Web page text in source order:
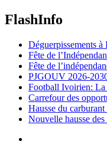
FlashInfo
Déguerpissements à
Fête de
Fête de
PJGOUV 2026-
Football Ivoirien: La
Carrefour des
Hausse du
Nouvelle hausse